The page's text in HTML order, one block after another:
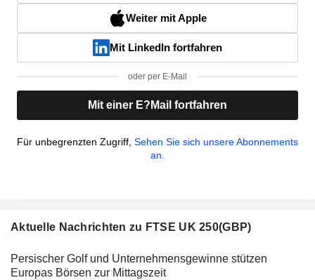
Weiter mit Apple
Mit LinkedIn fortfahren
oder per E-Mail
Mit einer E?Mail fortfahren
Für unbegrenzten Zugriff, Sehen Sie sich unsere Abonnements
an.
Aktuelle Nachrichten zu FTSE UK 250(GBP)
Persischer Golf und Unternehmensgewinne stützen
Europas Börsen zur Mittagszeit